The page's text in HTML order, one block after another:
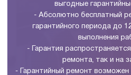
выгодные
- Абсолютно бесплатный
гарантийного периода до
выполнения
- Гарантия
ремонта, так и на
- Гарантийный ремонт